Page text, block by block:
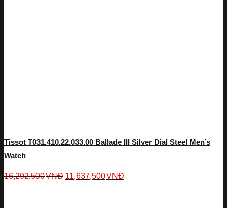
Tissot T031.410.22.033.00 Ballade III Silver Dial Steel Men’s
Watch
16,292,500VNĐ 11,637,500VNĐ